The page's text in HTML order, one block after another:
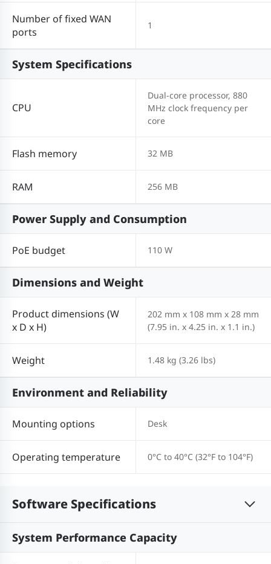
Number of fixed WAN
ports
1
System Specifications
CPU
Dual-core processor, 880
MHz clock frequency per
core
Flash memory 32 MB
RAM 256 MB
Power Supply and Consumption
PoE budget 110 W
Dimensions and Weight
Product dimensions (W
x D x H)
202 mm x 108 mm x 28 mm
(7.95 in. x 4.25 in. x 1.1 in.)
Weight 1.48 kg (3.26 lbs)
Environment and Reliability
Mounting options Desk
Operating temperature 0°C to 40°C (32°F to 104°F)
Software Specifications
System Performance Capacity